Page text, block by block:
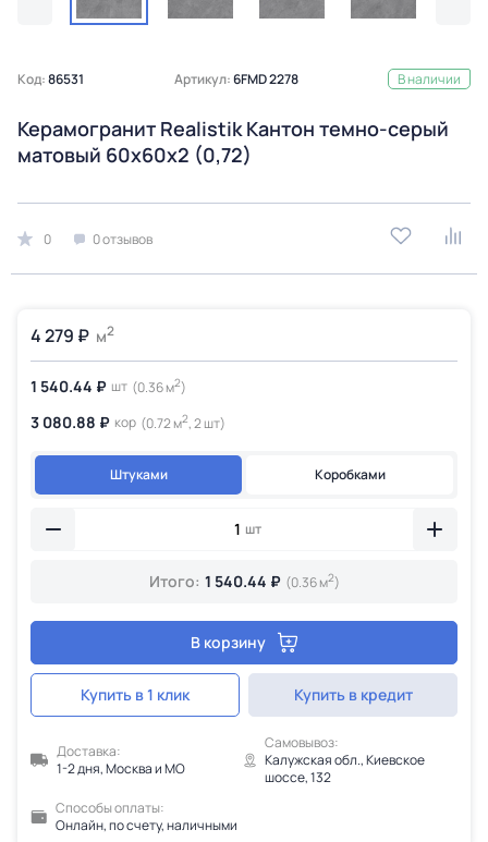
Код:86531 Артикул:6FMD 2278 В наличии
Керамогранит Realistik Кантон темно-серый
матовый 60x60x2 (0,72)
0 0 отзывов
4 279 ₽ м2
1 540.44 ₽ шт (0.36 м2)
3 080.88 ₽ кор (0.72 м2, 2 шт)
Штуками Коробками
шт
Итого: 1 540.44 ₽ (0.36 м2)
В корзину
Купить в 1 клик Купить в кредит
Доставка:
1-2 дня, Москва и МО
Самовывоз:
Калужская обл., Киевское
шоссе, 132
Способы оплаты:
Онлайн, по счету, наличными